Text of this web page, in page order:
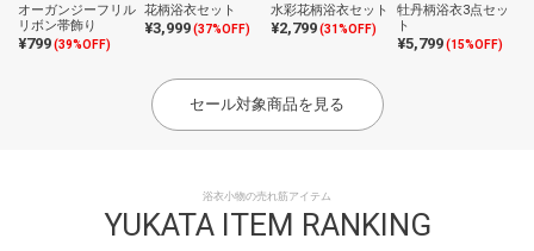
オーガンジーフリル
リボン帯飾り
¥799(39%OFF)
花柄浴衣セット
¥3,999(37%OFF)
水彩花柄浴衣セット
¥2,799(31%OFF)
牡丹柄浴衣3点セッ
ト
¥5,799(15%OFF)
セール対象商品を見る
浴衣小物の売れ筋アイテム
YUKATA ITEM RANKING